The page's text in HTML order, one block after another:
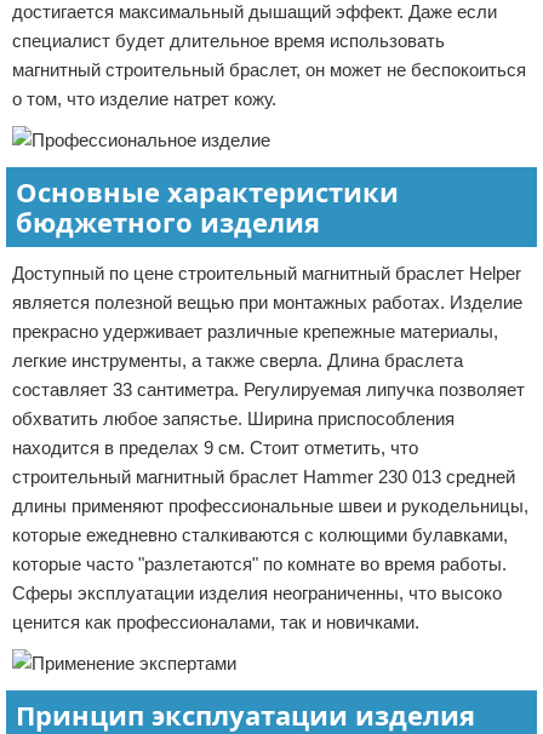
достигается максимальный дышащий эффект. Даже если
специалист будет длительное время использовать
магнитный строительный браслет, он может не беспокоиться
о том, что изделие натрет кожу.
Основные характеристики
бюджетного изделия
Доступный по цене строительный магнитный браслет Helper
является полезной вещью при монтажных работах. Изделие
прекрасно удерживает различные крепежные материалы,
легкие инструменты, а также сверла. Длина браслета
составляет 33 сантиметра. Регулируемая липучка позволяет
обхватить любое запястье. Ширина приспособления
находится в пределах 9 см. Стоит отметить, что
строительный магнитный браслет Hammer 230 013 средней
длины применяют профессиональные швеи и рукодельницы,
которые ежедневно сталкиваются с колющими булавками,
которые часто "разлетаются" по комнате во время работы.
Сферы эксплуатации изделия неограниченны, что высоко
ценится как профессионалами, так и новичками.
Принцип эксплуатации изделия